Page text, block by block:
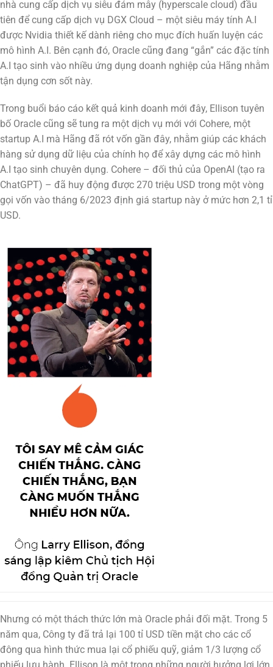
nhà cung cấp dịch vụ siêu đám mây (hyperscale cloud) đầu
tiên để cung cấp dịch vụ DGX Cloud – một siêu máy tính A.I
được Nvidia thiết kế dành riêng cho mục đích huấn luyện các
mô hình A.I. Bên cạnh đó, Oracle cũng đang “gắn” các đặc tính
A.I tạo sinh vào nhiều ứng dụng doanh nghiệp của Hãng nhằm
tận dụng cơn sốt này.
Trong buổi báo cáo kết quả kinh doanh mới đây, Ellison tuyên
bố Oracle cũng sẽ tung ra một dịch vụ mới với Cohere, một
startup A.I mà Hãng đã rót vốn gần đây, nhằm giúp các khách
hàng sử dụng dữ liệu của chính họ để xây dựng các mô hình
A.I tạo sinh chuyên dụng. Cohere – đối thủ của OpenAI (tạo ra
ChatGPT) – đã huy động được 270 triệu USD trong một vòng
gọi vốn vào tháng 6/2023 định giá startup này ở mức hơn 2,1 tỉ
USD.
Nhưng có một thách thức lớn mà Oracle phải đối mặt. Trong 5
năm qua, Công ty đã trả lại 100 tỉ USD tiền mặt cho các cổ
đông qua hình thức mua lại cổ phiếu quỹ, giảm 1/3 lượng cổ